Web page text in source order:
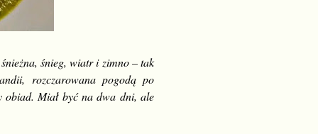
śnieg, wiatr i zimno – tak
rozczarowana pogodą po
obiad. Miał być na dwa dni, ale